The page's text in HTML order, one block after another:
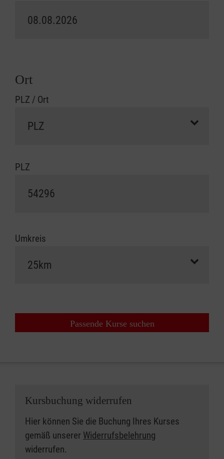
Ort
PLZ / Ort
PLZ
Umkreis
Passende Kurse suchen
Kursbuchung widerrufen
Hier können Sie die Buchung Ihres Kurses
gemäß unserer Widerrufsbelehrung
widerrufen.